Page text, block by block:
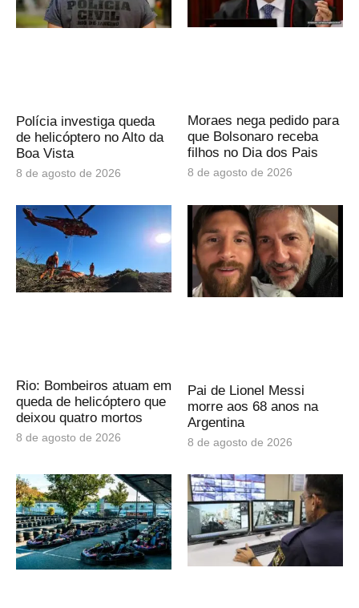
Polícia investiga queda
de helicóptero no Alto da
Boa Vista
8 de agosto de 2026
Moraes nega pedido para
que Bolsonaro receba
filhos no Dia dos Pais
8 de agosto de 2026
Rio: Bombeiros atuam em
queda de helicóptero que
deixou quatro mortos
8 de agosto de 2026
Pai de Lionel Messi
morre aos 68 anos na
Argentina
8 de agosto de 2026